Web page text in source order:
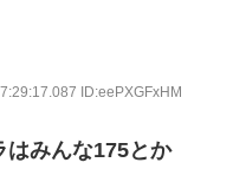
ID:eePXGFxHM
はみんな175とか